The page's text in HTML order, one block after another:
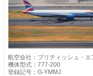
航空会社：ブリティッシュ・
機体型式：777-200
登録記号：G-YMMJ